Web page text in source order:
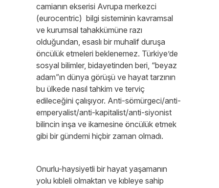
camianın ekserisi Avrupa merkezci
(eurocentric) bilgi sisteminin kavramsal
ve kurumsal tahakkümüne razı
olduğundan, esaslı bir muhalif duruşa
öncülük etmeleri beklenemez. Türkiye’de
sosyal bilimler, bidayetinden beri, “beyaz
adam”ın dünya görüşü ve hayat tarzının
bu ülkede nasıl tahkim ve terviç
edileceğini çalışıyor. Anti-sömürgeci/anti-
emperyalist/anti-kapitalist/anti-siyonist
bilincin inşa ve ikamesine öncülük etmek
gibi bir gündemi hiçbir zaman olmadı.
Onurlu-haysiyetli bir hayat yaşamanın
yolu kıbleli olmaktan ve kıbleye sahip